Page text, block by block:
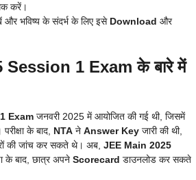
करें।
और भविष्य के संदर्भ के लिए इसे Download और
Session 1 Exam के बारे में
Exam जनवरी 2025 में आयोजित की गई थी, जिसमें
के बाद, NTA ने Answer Key जारी की थी,
की जांच कर सकते थे। अब, JEE Main 2025
के बाद, छात्र अपने Scorecard डाउनलोड कर सकते